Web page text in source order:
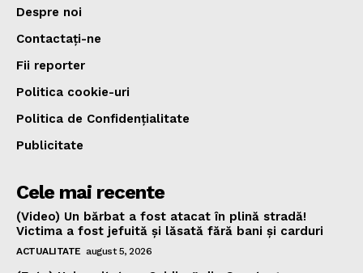
Despre noi
Contactați-ne
Fii reporter
Politica cookie-uri
Politica de Confidențialitate
Publicitate
Cele mai recente
(Video) Un bărbat a fost atacat în plină stradă!
Victima a fost jefuită și lăsată fără bani și carduri
ACTUALITATE august 5, 2026